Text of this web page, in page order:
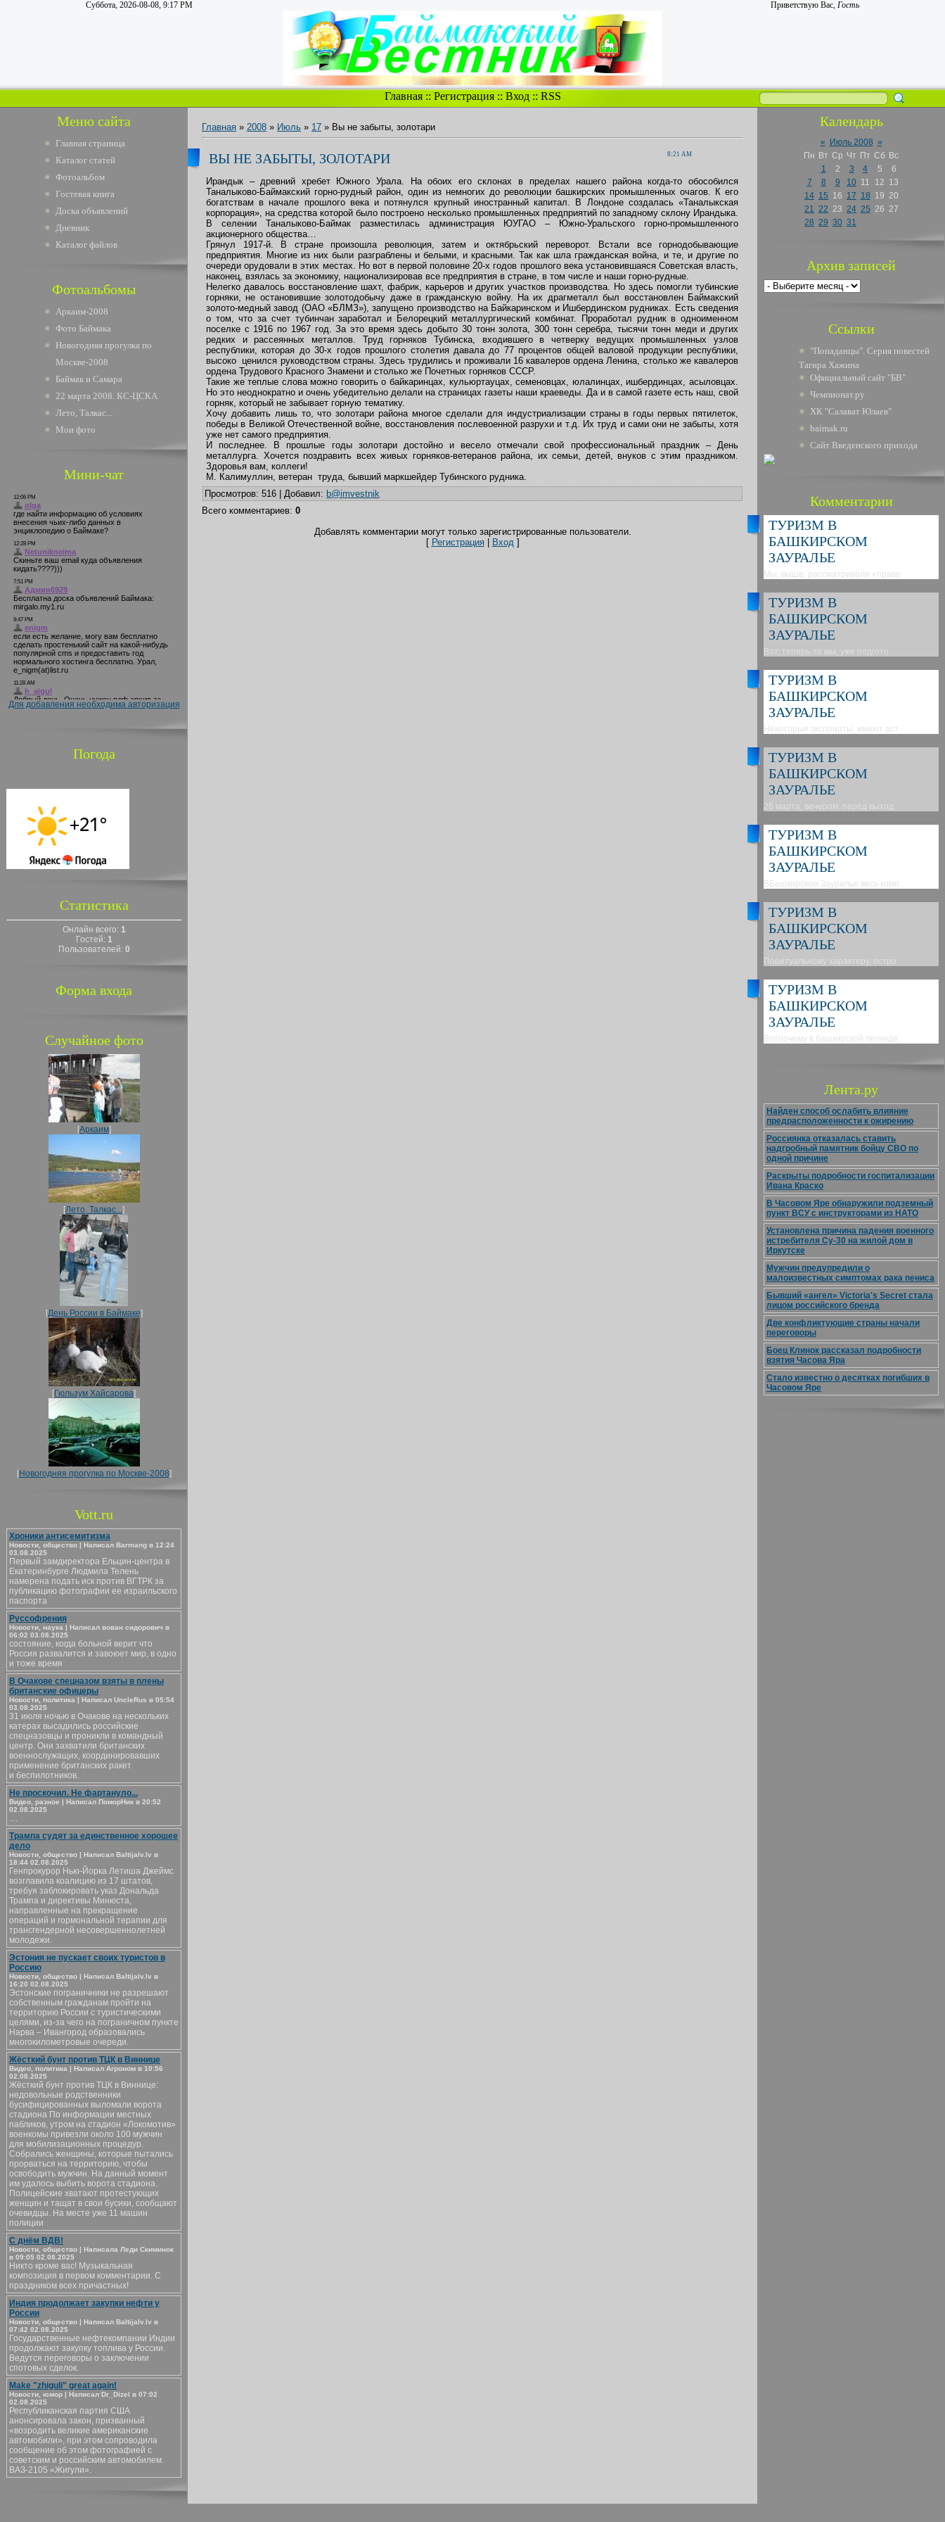
Суббота, 2026-08-08, 9:17 PM Приветствую Вас, Гость
Главная:: Регистрация:: Вход:: RSS
Меню сайта
Главная страница
Каталог статей
Фотоальбом
Гостевая книга
Доска объявлений
Дневник
Каталог файлов
Фотоальбомы
Аркаим-2008
Фото Баймака
Новогодняя прогулка по
Москве-2008
Баймак и Самара
22 марта 2008. КС-ЦСКА
Лето, Талкас...
Мои фото
Мини-чат
Для добавления необходима авторизация
Погода
Статистика
Онлайн всего: 1
Гостей: 1
Пользователей: 0
Форма входа
Случайное фото
[Аркаим]
[Лето, Талкас...]
[День России в Баймаке]
[Гюльзум Хайсарова]
[Новогодняя прогулка по Москве-2008]
Vott.ru
Хроники антисемитизма
Новости, общество | Написал Barmang в 12:24
03.08.2025
Первый замдиректора Ельцин-центра в
Екатеринбурге Людмила Телень
намерена подать иск против ВГТРК за
публикацию фотографии ее израильского
паспорта
Руссофрения
Новости, наука | Написал вован сидорович в
06:02 03.08.2025
состояние, когда больной верит что
Россия развалится и завоюет мир, в одно
и тоже время
В Очакове спецназом взяты в плены
британские офицеры
Новости, политика | Написал UncleRus в 05:54
03.08.2025
31 июля ночью в Очакове на нескольких
катерах высадились российские
спецназовцы и проникли в командный
центр. Они захватили британских
военнослужащих, координировавших
применение британских ракет
и беспилотников.
Не проскочил. Не фартануло...
Видео, разное | Написал ПоморНик в 20:52
02.08.2025
....
Трампа судят за единственное хорошее
дело
Новости, общество | Написал Baltijalv.lv в
18:44 02.08.2025
Генпрокурор Нью-Йорка Летиша Джеймс
возглавила коалицию из 17 штатов,
требуя заблокировать указ Дональда
Трампа и директивы Минюста,
направленные на прекращение
операций и гормональной терапии для
трансгендерной несовершеннолетней
молодежи.
Эстония не пускает своих туристов в
Россию
Новости, общество | Написал Baltijalv.lv в
16:20 02.08.2025
Эстонские пограничники не разрешают
собственным гражданам пройти на
территорию России с туристическими
целями, из-за чего на пограничном пункте
Нарва – Ивангород образовались
многокилометровые очереди.
Жёсткий бунт против ТЦК в Виннице
Видео, политика | Написал Агроном в 10:56
02.08.2025
Жёсткий бунт против ТЦК в Виннице:
недовольные родственники
бусифицированных выломали ворота
стадиона По информации местных
пабликов, утром на стадион «Локомотив»
военкомы привезли около 100 мужчин
для мобилизационных процедур.
Собрались женщины, которые пытались
прорваться на территорию, чтобы
освободить мужчин. На данный момент
им удалось выбить ворота стадиона.
Полицейские хватают протестующих
женщин и тащат в свои бусики, сообщают
очевидцы. На месте уже 11 машин
полиции
С днём ВДВ!
Новости, общество | Написала Леди Скиминок
в 09:05 02.08.2025
Никто кроме вас! Музыкальная
композиция в первом комментарии. С
праздником всех причастных!
Индия продолжает закупки нефти у
России
Новости, общество | Написал Baltijalv.lv в
07:42 02.08.2025
Государственные нефтекомпании Индии
продолжают закупку топлива у России.
Ведутся переговоры о заключении
спотовых сделок.
Make "zhiguli" great again!
Новости, юмор | Написал Dr_Dizel в 07:02
02.08.2025
Республиканская партия США
анонсировала закон, призванный
«возродить великие американские
автомобили», при этом сопроводила
сообщение об этом фотографией с
советским и российским автомобилем
ВАЗ-2105 «Жигули».
Главная » 2008 » Июль » 17 » Вы не забыты, золотари
8:21 AM
ВЫ НЕ ЗАБЫТЫ, ЗОЛОТАРИ
Ирандык – древний хребет Южного Урала. На обоих его склонах в пределах нашего района когда-то обособился
Таналыково-Баймакский горно-рудный район, один из немногих до революции башкирских промышленных очагов. К его
богатствам в начале прошлого века и потянулся крупный иностранный капитал. В Лондоне создалась «Таналыкская
корпорация», на средства которой было построено несколько промышленных предприятий по западному склону Ирандыка.
В селении Таналыково-Баймак разместилась администрация ЮУГАО – Южно-Уральского горно-промышленного
акционерного общества…
Грянул 1917-й. В стране произошла революция, затем и октябрьский переворот. Встали все горнодобывающие
предприятия. Многие из них были разграблены и белыми, и красными. Так как шла гражданская война, и те, и другие по
очереди орудовали в этих местах. Но вот в первой половине 20-х годов прошлого века установившаяся Советская власть,
наконец, взялась за экономику, национализировав все предприятия в стране, в том числе и наши горно-рудные.
Нелегко давалось восстановление шахт, фабрик, карьеров и других участков производства. Но здесь помогли тубинские
горняки, не остановившие золотодобычу даже в гражданскую войну. На их драгметалл был восстановлен Баймакский
золото-медный завод (ОАО «БЛМЗ»), запущено производство на Байкаринском и Ишбердинском рудниках. Есть сведения
о том, что за счет тубинчан заработал и Белорецкий металлургический комбинат. Проработал рудник в одноименном
поселке с 1916 по 1967 год. За это время здесь добыто 30 тонн золота, 300 тонн серебра, тысячи тонн меди и других
редких и рассеянных металлов. Труд горняков Тубинска, входившего в четверку ведущих промышленных узлов
республики, которая до 30-х годов прошлого столетия давала до 77 процентов общей валовой продукции республики,
высоко ценился руководством страны. Здесь трудились и проживали 16 кавалеров ордена Ленина, столько же кавалеров
ордена Трудового Красного Знамени и столько же Почетных горняков СССР.
Такие же теплые слова можно говорить о байкаринцах, кульюртауцах, семеновцах, юлалинцах, ишбердинцах, асыловцах.
Но это неоднократно и очень убедительно делали на страницах газеты наши краеведы. Да и в самой газете есть наш, свой
горняк, который не забывает горную тематику.
Хочу добавить лишь то, что золотари района многое сделали для индустриализации страны в годы первых пятилеток,
победы в Великой Отечественной войне, восстановления послевоенной разрухи и т.д. Их труд и сами они не забыты, хотя
уже нет самого предприятия.
И последнее. В прошлые годы золотари достойно и весело отмечали свой профессиональный праздник – День
металлурга. Хочется поздравить всех живых горняков-ветеранов района, их семьи, детей, внуков с этим праздником.
Здоровья вам, коллеги!
М. Калимуллин, ветеран труда, бывший маркшейдер Тубинского рудника.
Просмотров: 516 | Добавил: b@imvestnik
Всего комментариев: 0
Добавлять комментарии могут только зарегистрированные пользователи.
[ Регистрация| Вход]
Календарь
« Июль 2008 »
Пн Вт Ср Чт Пт Сб Вс
1
2 3 4 5
6
7
8 9 10 11 12 13
14 15 16 17 18 19 20
21 22 23 24 25 26 27
28 29 30 31
Архив записей
Ссылки
"Попаданцы". Серия повестей
Тагира Хажина
Официальный сайт "БВ"
Чемпионат.ру
ХК "Салават Юлаев"
baimak.ru
Сайт Введенского прихода
Комментарии
ТУРИЗМ В
БАШКИРСКОМ
ЗАУРАЛЬЕ
Мы, выше, рассматривали «праве
ТУРИЗМ В
БАШКИРСКОМ
ЗАУРАЛЬЕ
Вот, теперь-то мы, уже подгото
ТУРИЗМ В
БАШКИРСКОМ
ЗАУРАЛЬЕ
Некоторые экспонаты, имеют аст
ТУРИЗМ В
БАШКИРСКОМ
ЗАУРАЛЬЕ
26 марта, вечером, перед выход
ТУРИЗМ В
БАШКИРСКОМ
ЗАУРАЛЬЕ
ВБашкирском Зауралье весь комп
ТУРИЗМ В
БАШКИРСКОМ
ЗАУРАЛЬЕ
Поритуальному характеру, остро
ТУРИЗМ В
БАШКИРСКОМ
ЗАУРАЛЬЕ
Вотпочему в башкирской легенде
Лента.ру
Найден способ ослабить влияние
предрасположенности к ожирению
Россиянка отказалась ставить
надгробный памятник бойцу СВО по
одной причине
Раскрыты подробности госпитализации
Ивана Краско
В Часовом Яре обнаружили подземный
пункт ВСУ с инструкторами из НАТО
Установлена причина падения военного
истребителя Су-30 на жилой дом в
Иркутске
Мужчин предупредили о
малоизвестных симптомах рака пениса
Бывший «ангел» Victoria's Secret стала
лицом российского бренда
Две конфликтующие страны начали
переговоры
Боец Клинок рассказал подробности
взятия Часова Яра
Стало известно о десятках погибших в
Часовом Яре